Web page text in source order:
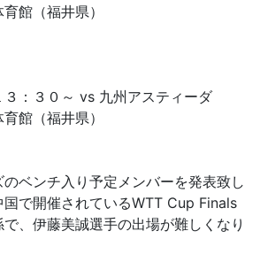
館（福井県）
３：３０～ vs 九州アスティーダ
館（福井県）
ベンチ入り予定メンバーを発表致し
国で開催されているWTT Cup Finals
、伊藤美誠選手の出場が難しくなり